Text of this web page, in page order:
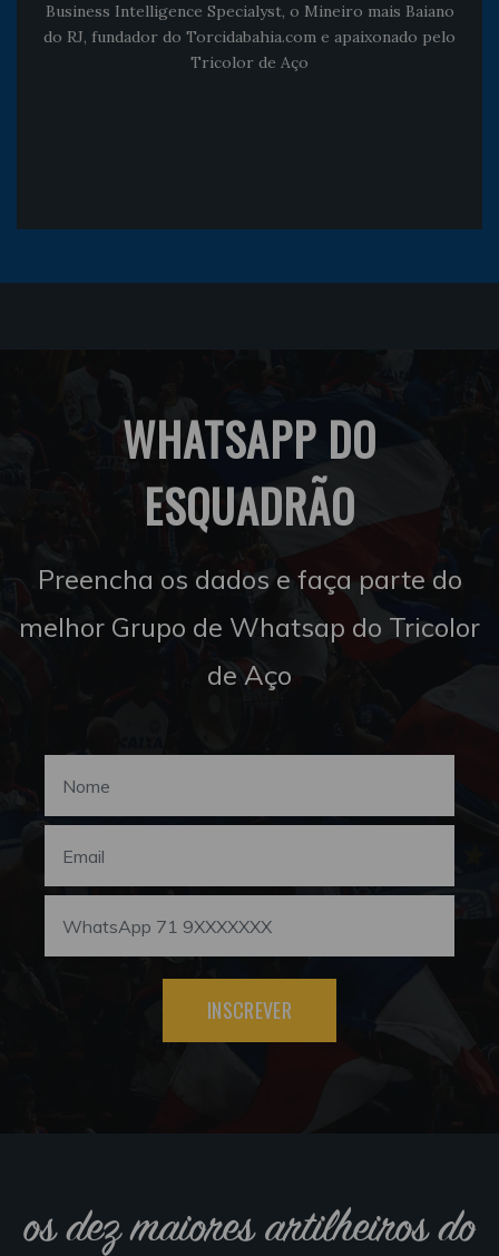
Business Intelligence Specialyst, o Mineiro mais Baiano
do RJ, fundador do Torcidabahia.com e apaixonado pelo
Tricolor de Aço
WHATSAPP DO
ESQUADRÃO
Preencha os dados e faça parte do
melhor Grupo de Whatsap do Tricolor
de Aço
INSCREVER
os dez maiores artilheiros do